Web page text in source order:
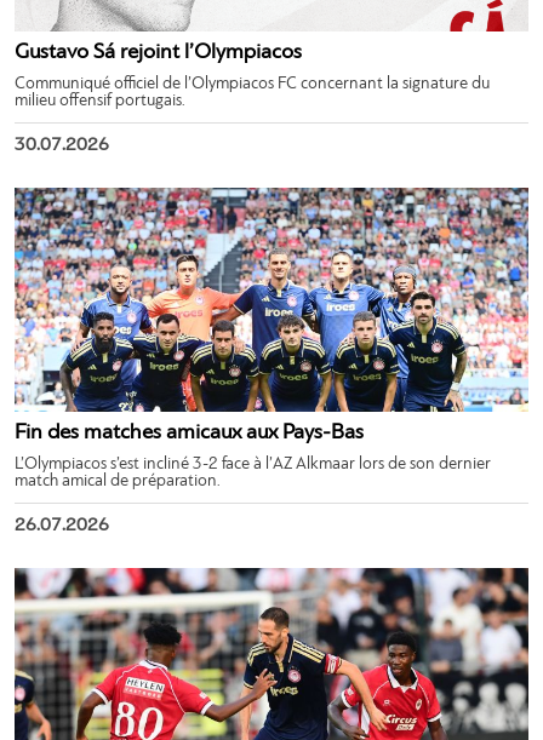
Gustavo Sá rejoint l’Olympiacos
Communiqué officiel de l’Olympiacos FC concernant la signature du
milieu offensif portugais.
30.07.2026
Fin des matches amicaux aux Pays-Bas
L’Olympiacos s’est incliné 3-2 face à l’AZ Alkmaar lors de son dernier
match amical de préparation.
26.07.2026